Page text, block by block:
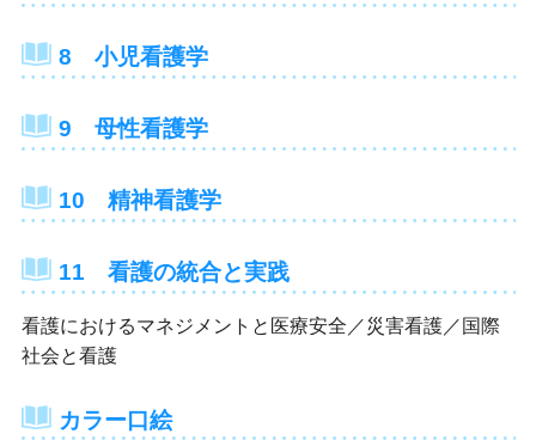
8 小児看護学
9 母性看護学
10 精神看護学
11 看護の統合と実践
看護におけるマネジメントと医療安全／災害看護／国際
社会と看護
カラー口絵